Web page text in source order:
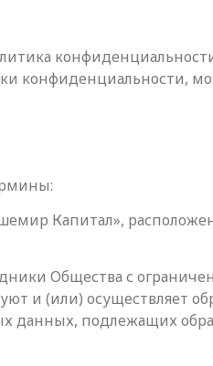
конфиденциальности,
Капитал»,
Общества с
и (или) осуществляет
данных, подлежащих